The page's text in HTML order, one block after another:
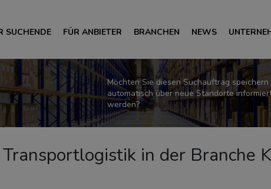
SUCHENDE FÜR ANBIETER BRANCHEN NEWS
Möchten Sie diesen Suchauftrag speichern
automatisch über neue Standorte
werden?
in der Branche